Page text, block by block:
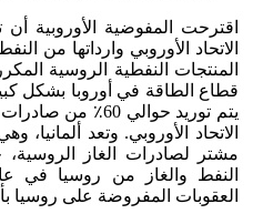
الاتحاد الأوروبي وارداتها من
المنتجات النفطية الروسية
قطاع الطاقة في أوروبا بشكل
يتم توريد حوالي
الاتحاد الأوروبي. وتعد ألمانيا،
مشتر لصادرات الغاز
العقوبات المفروضة على روسيا